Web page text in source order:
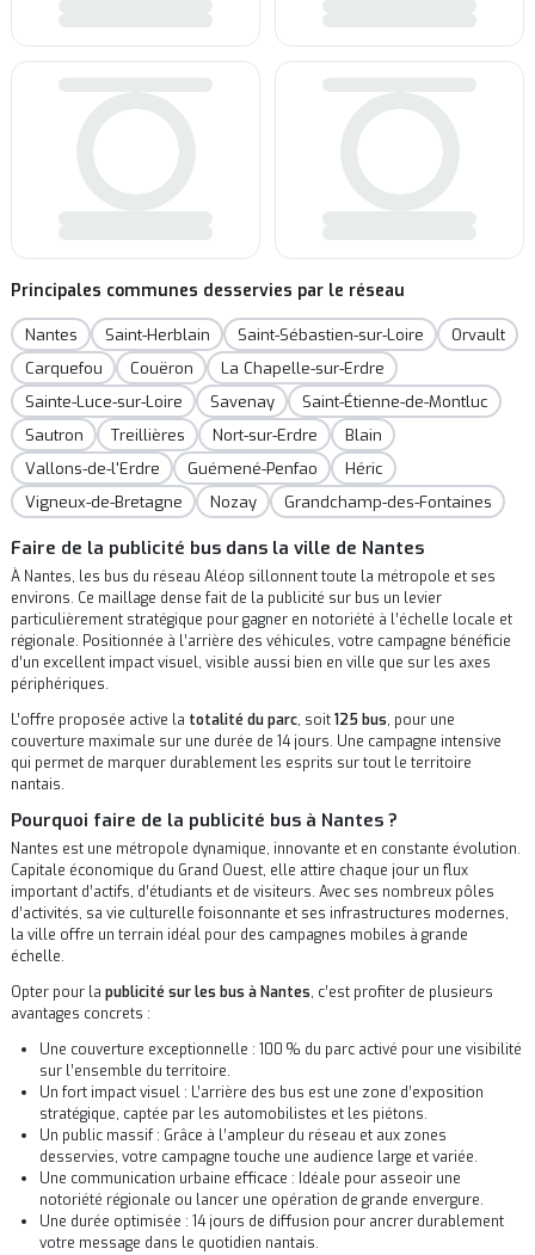
Principales communes desservies par le réseau
Nantes Saint-Herblain Saint-Sébastien-sur-Loire
Orvault
Carquefou
Couëron
La Chapelle-sur-Erdre
Sainte-Luce-sur-Loire
Savenay
Saint-Étienne-de-Montluc
Sautron
Treillières Nort-sur-Erdre
Blain
Vallons-de-l'Erdre
Guémené-Penfao
Héric
Vigneux-de-Bretagne
Nozay Grandchamp-des-Fontaines
Faire de la publicité bus dans la ville de Nantes
À Nantes, les bus du réseau Aléop sillonnent toute la métropole et ses
environs. Ce maillage dense fait de la publicité sur bus un levier
particulièrement stratégique pour gagner en notoriété à l’échelle locale et
régionale. Positionnée à l’arrière des véhicules, votre campagne bénéficie
d’un excellent impact visuel, visible aussi bien en ville que sur les axes
périphériques.
L’offre proposée active la totalité du parc, soit125 bus, pour une
couverture maximale sur une durée de 14 jours. Une campagne intensive
qui permet de marquer durablement les esprits sur tout le territoire
nantais.
Pourquoi faire de la publicité bus à Nantes ?
Nantes est une métropole dynamique, innovante et en constante évolution.
Capitale économique du Grand Ouest, elle attire chaque jour un flux
important d’actifs, d’étudiants et de visiteurs. Avec ses nombreux pôles
d’activités, sa vie culturelle foisonnante et ses infrastructures modernes,
la ville offre un terrain idéal pour des campagnes mobiles à grande
échelle.
Opter pour la publicité sur les bus à Nantes, c’est profiter de plusieurs
avantages concrets :
Une couverture exceptionnelle : 100 % du parc activé pour une visibilité
sur l’ensemble du territoire.
Un fort impact visuel : L’arrière des bus est une zone d’exposition
stratégique, captée par les automobilistes et les piétons.
Un public massif : Grâce à l’ampleur du réseau et aux zones
desservies, votre campagne touche une audience large et variée.
Une communication urbaine efficace : Idéale pour asseoir une
notoriété régionale ou lancer une opération de grande envergure.
Une durée optimisée : 14 jours de diffusion pour ancrer durablement
votre message dans le quotidien nantais.